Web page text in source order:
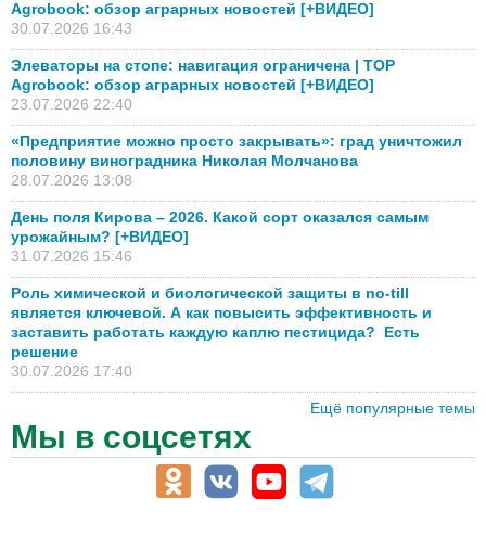
Agrobook: обзор аграрных новостей [+ВИДЕО]
30.07.2026 16:43
Элеваторы на стопе: навигация ограничена | TOP
Agrobook: обзор аграрных новостей [+ВИДЕО]
23.07.2026 22:40
«Предприятие можно просто закрывать»: град уничтожил
половину виноградника Николая Молчанова
28.07.2026 13:08
День поля Кирова – 2026. Какой сорт оказался самым
урожайным? [+ВИДЕО]
31.07.2026 15:46
Роль химической и биологической защиты в no-till
является ключевой. А как повысить эффективность и
заставить работать каждую каплю пестицида? Есть
решение
30.07.2026 17:40
Ещё популярные темы
Мы в соцсетях